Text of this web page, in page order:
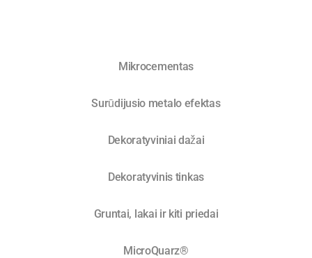
Mikrocementas
Surūdijusio metalo efektas
Dekoratyviniai dažai
Dekoratyvinis tinkas
Gruntai, lakai ir kiti priedai
MicroQuarz®